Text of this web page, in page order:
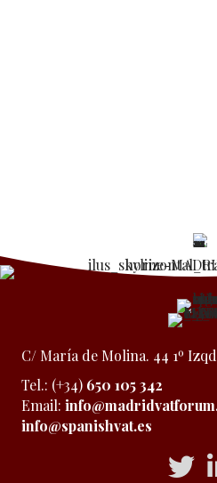
C/ María de Molina. 44 1º
Tel.: (+34) 650 105 342
Email:
info@spanishvat.es
Acceso